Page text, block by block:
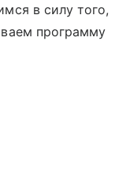
в силу того,
программу